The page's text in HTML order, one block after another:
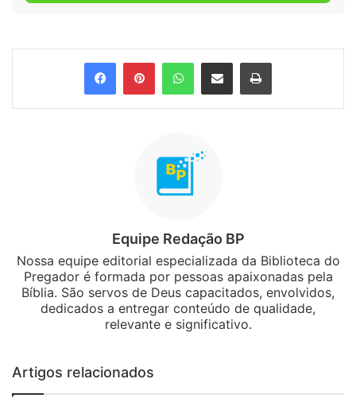
FacebookPinterestWhatsApp
Compartilhar via e-mail Imprimir
Equipe Redação BP
Nossa equipe editorial especializada da Biblioteca do
Pregador é formada por pessoas apaixonadas pela
Bíblia. São servos de Deus capacitados, envolvidos,
dedicados a entregar conteúdo de qualidade,
relevante e significativo.
Artigos relacionados